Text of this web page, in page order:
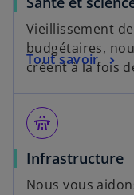
Vieillissement
budgétaires,
créent à la fois
Tout savoir
flyover
Infrastructure
Nous vous